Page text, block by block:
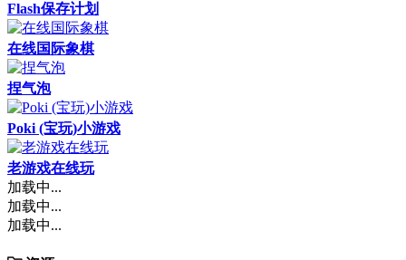
Flash保存计划
在线国际象棋
捏气泡
Poki (宝玩)小游戏
老游戏在线玩
加载中...
加载中...
加载中...